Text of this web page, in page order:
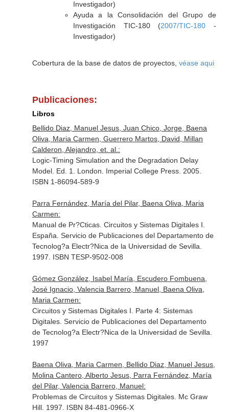
Investigador)
Ayuda a la Consolidación del Grupo de
Investigación TIC-180 (2007/TIC-180 -
Investigador)
Cobertura de la base de datos de proyectos, véase aqui
Publicaciones:
Libros
Bellido Diaz, Manuel Jesus, Juan Chico, Jorge, Baena
Oliva, Maria Carmen, Guerrero Martos, David, Millan
Calderon, Alejandro, et. al.:
Logic-Timing Simulation and the Degradation Delay
Model. Ed. 1. London. Imperial College Press. 2005.
ISBN 1-86094-589-9
Parra Fernández, María del Pilar, Baena Oliva, Maria
Carmen:
Manual de Pr?Cticas. Circuitos y Sistemas Digitales I.
España. Servicio de Publicaciones del Departamento de
Tecnolog?a Electr?Nica de la Universidad de Sevilla.
1997. ISBN TESP-9502-008
Gómez González, Isabel María, Escudero Fombuena,
José Ignacio, Valencia Barrero, Manuel, Baena Oliva,
Maria Carmen:
Circuitos y Sistemas Digitales I. Parte 4: Sistemas
Digitales. Servicio de Publicaciones del Departamento
de Tecnolog?a Electr?Nica de la Universidad de Sevilla.
1997
Baena Oliva, Maria Carmen, Bellido Diaz, Manuel Jesus,
Molina Cantero, Alberto Jesus, Parra Fernández, María
del Pilar, Valencia Barrero, Manuel:
Problemas de Circuitos y Sistemas Digitales. Mc Graw
Hill. 1997. ISBN 84-481-0966-X